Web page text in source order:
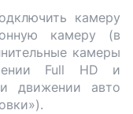
камеру
камеру (в
камеры
Full HD и
движении авто